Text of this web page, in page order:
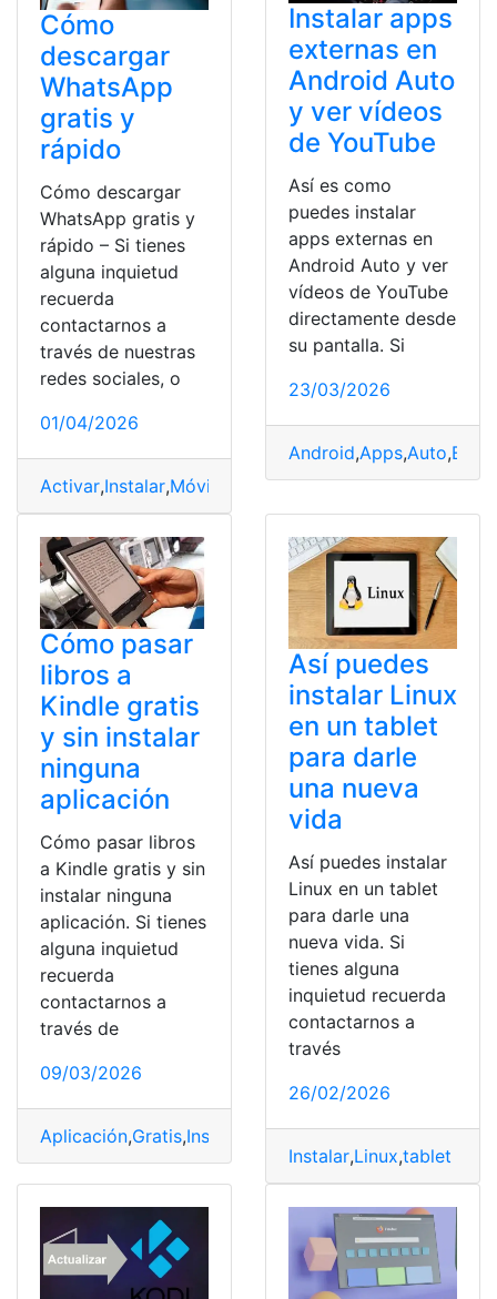
Cómo
descargar
WhatsApp
gratis y
rápido
Cómo descargar
WhatsApp gratis y
rápido – Si tienes
alguna inquietud
recuerda
contactarnos a
través de nuestras
redes sociales, o
01/04/2026
Activar,Instalar,Móvil Whatsapp
Instalar apps
externas en
Android Auto
y ver vídeos
de YouTube
Así es como
puedes instalar
apps externas en
Android Auto y ver
vídeos de YouTube
directamente desde
su pantalla. Si
23/03/2026
Android,Apps,Auto,
Cómo pasar
libros a
Kindle gratis
y sin instalar
ninguna
aplicación
Cómo pasar libros
a Kindle gratis y sin
instalar ninguna
aplicación. Si tienes
alguna inquietud
recuerda
contactarnos a
través de
09/03/2026
Aplicación,Gratis,Instalar Kindle,Libros
Así puedes
instalar Linux
en un tablet
para darle
una nueva
vida
Así puedes instalar
Linux en un tablet
para darle una
nueva vida. Si
tienes alguna
inquietud recuerda
contactarnos a
través
26/02/2026
Instalar,Linux,tablet